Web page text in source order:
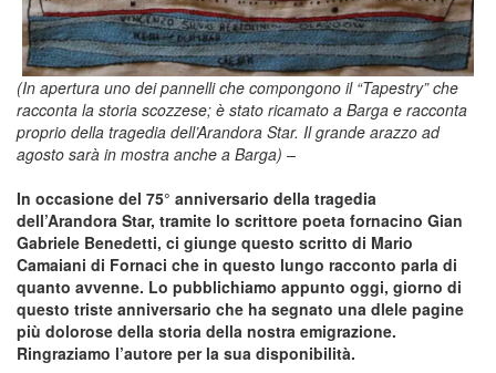
(In apertura uno dei pannelli che compongono il “Tapestry” che
racconta la storia scozzese; è stato ricamato a Barga e racconta
proprio della tragedia dell’Arandora Star. Il grande arazzo ad
agosto sarà in mostra anche a Barga) –
In occasione del 75° anniversario della tragedia
dell’Arandora Star, tramite lo scrittore poeta fornacino Gian
Gabriele Benedetti, ci giunge questo scritto di Mario
Camaiani di Fornaci che in questo lungo racconto parla di
quanto avvenne. Lo pubblichiamo appunto oggi, giorno di
questo triste anniversario che ha segnato una dlele pagine
più dolorose della storia della nostra emigrazione.
Ringraziamo l’autore per la sua disponibilità.